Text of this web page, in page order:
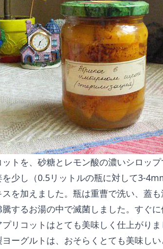
トを、砂糖とレモン酸の濃いシロッ
少し（0.5リットルの瓶に対して3-
を加えました。瓶は重曹で洗い、蓋
するお湯の中で滅菌しました。すぐに
リコットはとても美味しく仕上がり
ーグルトは、おそらくとても美味し